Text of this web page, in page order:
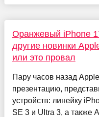
Оранжевый iPhone
другие новинки
или это провал
Пару часов назад
презентацию,
устройств: линейку
SE 3 и Ultra 3, а также